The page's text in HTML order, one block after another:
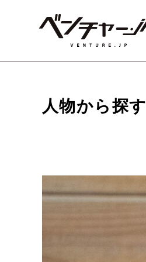
人物から探す